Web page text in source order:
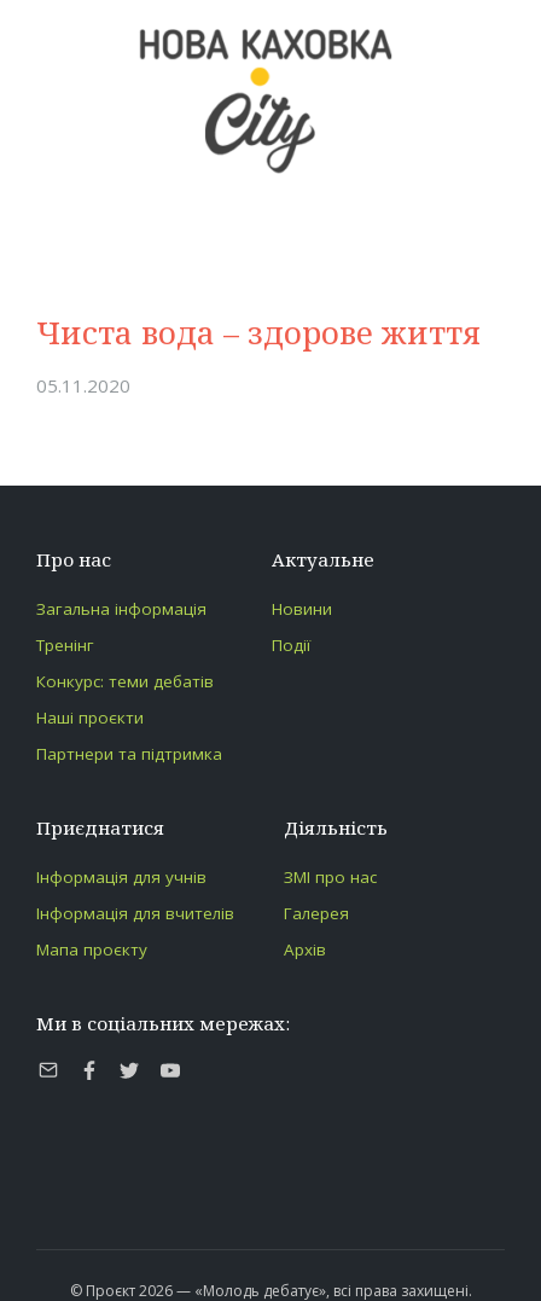
Чиста вода – здорове життя
05.11.2020
Про нас
Загальна інформація
Тренінг
Конкурс: теми дебатів
Наші проєкти
Партнери та підтримка
Актуальне
Новини
Події
Приєднатися
Інформація для учнів
Інформація для вчителів
Мапа проєкту
Діяльність
ЗМІ про нас
Галерея
Архів
Ми в соціальних мережах:
E-
Facebook
TwitterYoutube
© Проєкт 2026 — «Молодь дебатує», всі права захищені.